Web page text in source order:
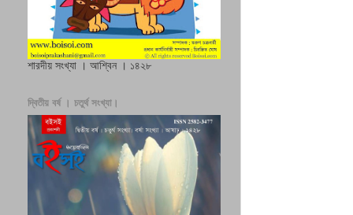
শারদীয় সংখ্যা । আশ্বিন । ১৪২৮
দ্বিতীয় বর্ষ । চতুর্থ সংখ্যা।